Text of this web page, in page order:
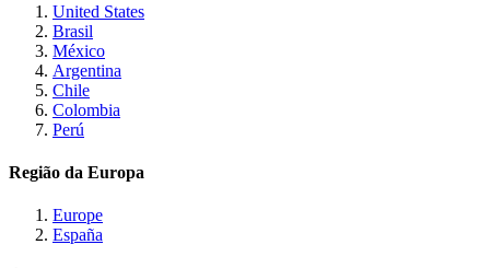
United States
Brasil
México
Argentina
Chile
Colombia
Perú
Região da Europa
Europe
España